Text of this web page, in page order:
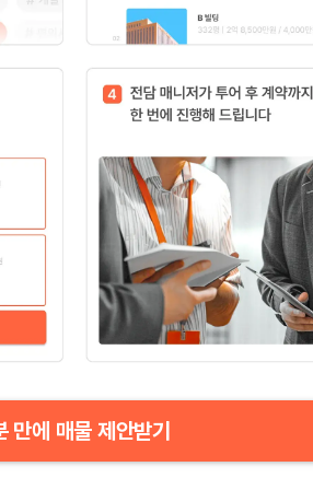
만에 매물 제안받기